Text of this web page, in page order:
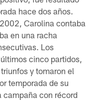
hace dos años.
Carolina contaba
en una racha
Los
cinco partidos,
y tomaron el
temporada de su
con récord